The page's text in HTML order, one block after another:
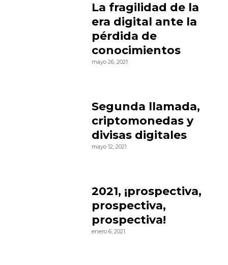
La fragilidad de la
era digital ante la
pérdida de
conocimientos
mayo 26, 2021
Segunda llamada,
criptomonedas y
divisas digitales
mayo 12, 2021
2021, ¡prospectiva,
prospectiva,
prospectiva!
enero 6, 2021